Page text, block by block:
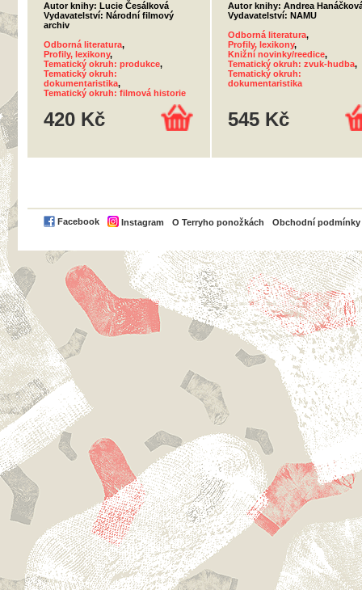
Autor knihy: Lucie Česálková
Vydavatelství: Národní filmový
archiv
Odborná literatura,
Profily, lexikony,
Tematický okruh: produkce,
Tematický okruh:
dokumentaristika,
Tematický okruh: filmová historie
420 Kč
Autor knihy: Andrea
Vydavatelství: NAMU
Odborná literatura,
Profily, lexikony,
Knižní novinky/reedice,
Tematický okruh: zvuk-hudba,
Tematický okruh:
dokumentaristika
545 Kč
Facebook Instagram O Terryho ponožkách Obchodní podmínky
PayPal